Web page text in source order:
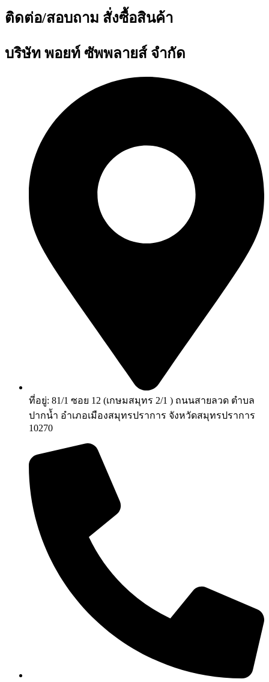
ติดต่อ/สอบถาม สั่งซื้อสินค้า
บริษัท พอยท์ ซัพพลายส์ จำกัด
ที่อยู่: 81/1 ซอย 12 (เกษมสมุทร 2/1 ) ถนนสายลวด ตำบล
ปากน้ำ อำเภอเมืองสมุทรปราการ จังหวัดสมุทรปราการ
10270